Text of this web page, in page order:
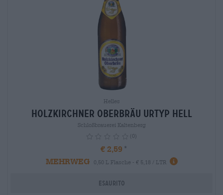
Helles
Holzkirchner Oberbräu Urtyp Hell
Schloßbrauerei Kaltenberg
(0)
€ 2,59
MEHRWEG
0,50 L Flasche - € 5,18 / LTR info
Esaurito